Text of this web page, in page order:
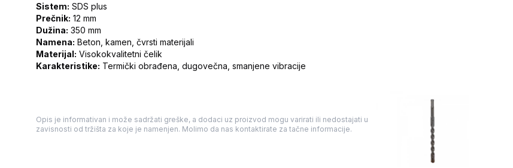
Sistem: SDS plus
Prečnik: 12 mm
Dužina: 350 mm
Namena: Beton, kamen, čvrsti materijali
Materijal: Visokokvalitetni čelik
Karakteristike: Termički obrađena, dugovečna, smanjene vibracije
Opis je informativan i može sadržati greške, a dodaci uz proizvod mogu varirati ili nedostajati u
zavisnosti od tržišta za koje je namenjen. Molimo da nas kontaktirate za tačne informacije.